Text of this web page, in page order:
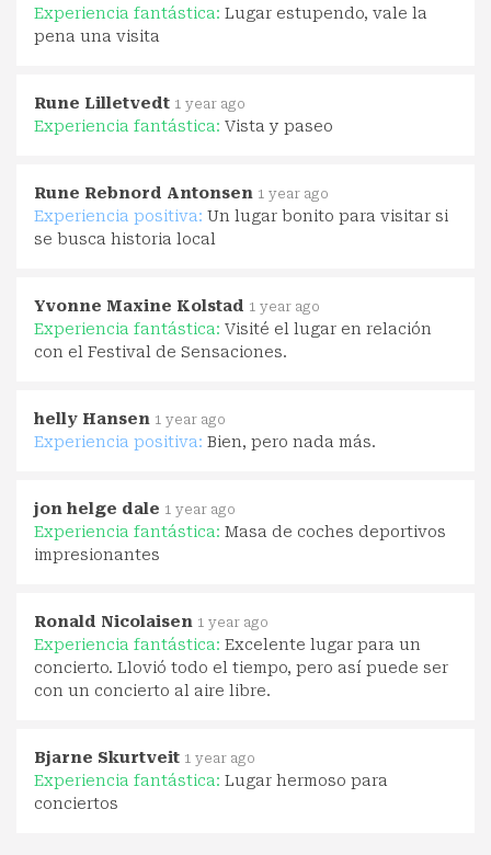
Experiencia fantástica: Lugar estupendo, vale la
pena una visita
Rune Lilletvedt 1 year ago
Experiencia fantástica: Vista y paseo
Rune Rebnord Antonsen 1 year ago
Experiencia positiva: Un lugar bonito para visitar si
se busca historia local
Yvonne Maxine Kolstad 1 year ago
Experiencia fantástica: Visité el lugar en relación
con el Festival de Sensaciones.
helly Hansen 1 year ago
Experiencia positiva: Bien, pero nada más.
jon helge dale 1 year ago
Experiencia fantástica: Masa de coches deportivos
impresionantes
Ronald Nicolaisen 1 year ago
Experiencia fantástica: Excelente lugar para un
concierto. Llovió todo el tiempo, pero así puede ser
con un concierto al aire libre.
Bjarne Skurtveit 1 year ago
Experiencia fantástica: Lugar hermoso para
conciertos